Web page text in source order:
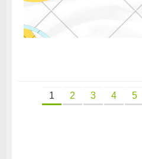
1 2 3 4 5